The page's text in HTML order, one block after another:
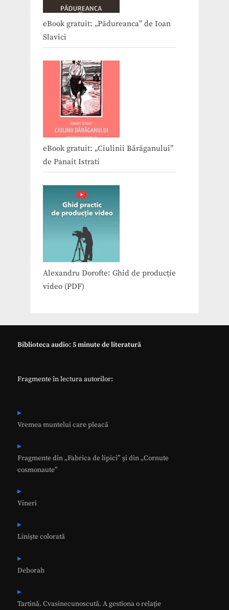
eBook gratuit: „Pădureanca” de Ioan
Slavici
eBook gratuit: „Ciulinii Bărăganului”
de Panait Istrati
Alexandru Dorofte: Ghid de producție
video (PDF)
Biblioteca audio: 5 minute de literatură
Fragmente în lectura autorilor:
Vremea muntelui care pleacă
Fragmente din „Fabrica de lipici” și din „Cornute
cosmonaute”
Vineri
Liniște colorată
Deborah
Tartină. Cvasinecunoscută. A gestiona o relaţie